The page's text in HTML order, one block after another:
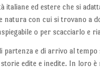
italiane ed estere che si
natura con cui si trovano a
o per scacciarlo e
e di arrivo al
edite e inedite. In loro è